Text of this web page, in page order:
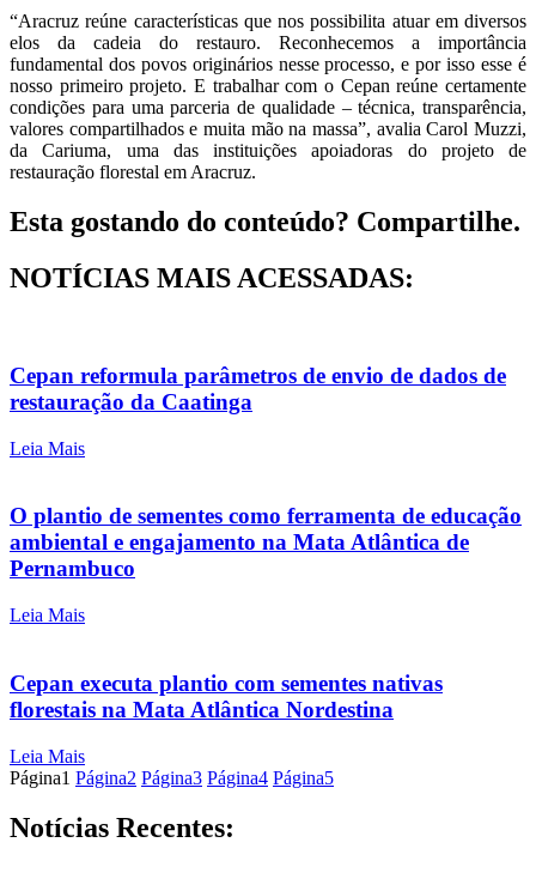
“Aracruz reúne características que nos possibilita atuar em diversos
elos da cadeia do restauro. Reconhecemos a importância
fundamental dos povos originários nesse processo, e por isso esse é
nosso primeiro projeto. E trabalhar com o Cepan reúne certamente
condições para uma parceria de qualidade – técnica, transparência,
valores compartilhados e muita mão na massa”, avalia Carol Muzzi,
da Cariuma, uma das instituições apoiadoras do projeto de
restauração florestal em Aracruz.
Esta gostando do conteúdo? Compartilhe.
NOTÍCIAS MAIS ACESSADAS:
Cepan reformula parâmetros de envio de dados de
restauração da Caatinga
Leia Mais
O plantio de sementes como ferramenta de educação
ambiental e engajamento na Mata Atlântica de
Pernambuco
Leia Mais
Cepan executa plantio com sementes nativas
florestais na Mata Atlântica Nordestina
Leia Mais
Página1 Página2 Página3 Página4 Página5
Notícias Recentes: